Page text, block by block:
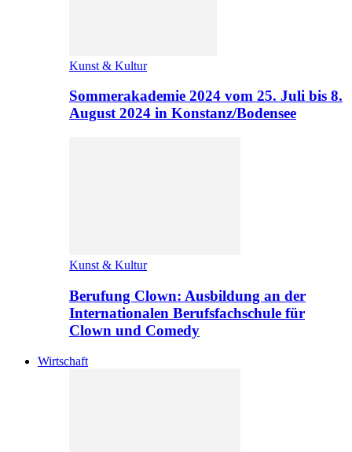
Kunst & Kultur
Sommerakademie 2024 vom 25. Juli bis 8.
August 2024 in Konstanz/Bodensee
Kunst & Kultur
Berufung Clown: Ausbildung an der
Internationalen Berufsfachschule für
Clown und Comedy
Wirtschaft